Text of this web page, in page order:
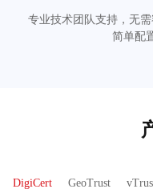
专业技术团队支持，无
简单配
DigiCert GeoTrust